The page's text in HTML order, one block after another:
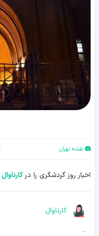
نقشه تهران
اخبار روز گردشگری را درکارناوال
کارناوال
...